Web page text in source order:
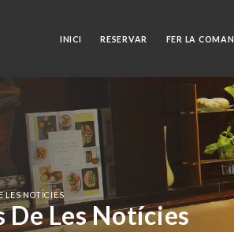
INICI RESERVAR FER LA
LES NOTÍCIES
De Les Notícies